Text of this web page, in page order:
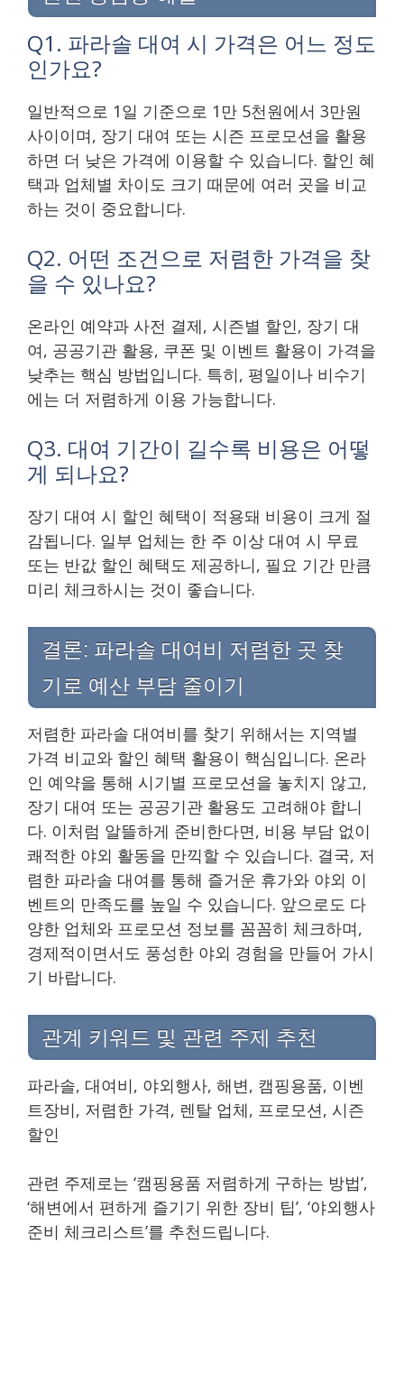
Q1. 파라솔 대여 시 가격은 어느 정도
인가요?
일반적으로 1일 기준으로 1만 5천원에서 3만원
사이이며, 장기 대여 또는 시즌 프로모션을 활용
하면 더 낮은 가격에 이용할 수 있습니다. 할인 혜
택과 업체별 차이도 크기 때문에 여러 곳을 비교
하는 것이 중요합니다.
Q2. 어떤 조건으로 저렴한 가격을 찾
을 수 있나요?
온라인 예약과 사전 결제, 시즌별 할인, 장기 대
여, 공공기관 활용, 쿠폰 및 이벤트 활용이 가격을
낮추는 핵심 방법입니다. 특히, 평일이나 비수기
에는 더 저렴하게 이용 가능합니다.
Q3. 대여 기간이 길수록 비용은 어떻
게 되나요?
장기 대여 시 할인 혜택이 적용돼 비용이 크게 절
감됩니다. 일부 업체는 한 주 이상 대여 시 무료
또는 반값 할인 혜택도 제공하니, 필요 기간 만큼
미리 체크하시는 것이 좋습니다.
결론: 파라솔 대여비 저렴한 곳 찾
기로 예산 부담 줄이기
저렴한 파라솔 대여비를 찾기 위해서는 지역별
가격 비교와 할인 혜택 활용이 핵심입니다. 온라
인 예약을 통해 시기별 프로모션을 놓치지 않고,
장기 대여 또는 공공기관 활용도 고려해야 합니
다. 이처럼 알뜰하게 준비한다면, 비용 부담 없이
쾌적한 야외 활동을 만끽할 수 있습니다. 결국, 저
렴한 파라솔 대여를 통해 즐거운 휴가와 야외 이
벤트의 만족도를 높일 수 있습니다. 앞으로도 다
양한 업체와 프로모션 정보를 꼼꼼히 체크하며,
경제적이면서도 풍성한 야외 경험을 만들어 가시
기 바랍니다.
관계 키워드 및 관련 주제 추천
파라솔, 대여비, 야외행사, 해변, 캠핑용품, 이벤
트장비, 저렴한 가격, 렌탈 업체, 프로모션, 시즌
할인
관련 주제로는 ‘캠핑용품 저렴하게 구하는 방법’,
‘해변에서 편하게 즐기기 위한 장비 팁’, ‘야외행사
준비 체크리스트’를 추천드립니다.